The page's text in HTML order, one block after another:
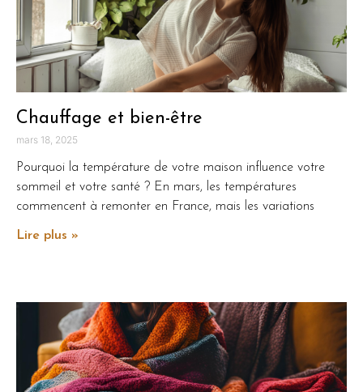
Chauffage et bien-être
mars 18, 2025
Pourquoi la température de votre maison influence votre
sommeil et votre santé ? En mars, les températures
commencent à remonter en France, mais les variations
Lire plus »